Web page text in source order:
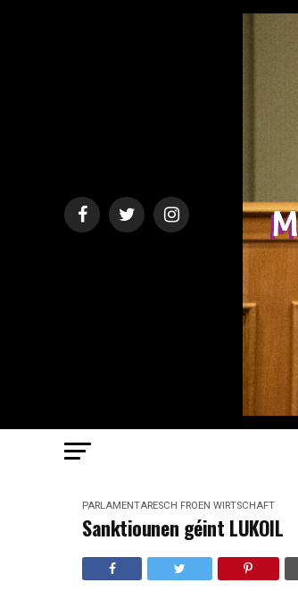
PARLAMENTARESCH FROEN WIRTSCHAFT
Sanktiounen géint LUKOIL